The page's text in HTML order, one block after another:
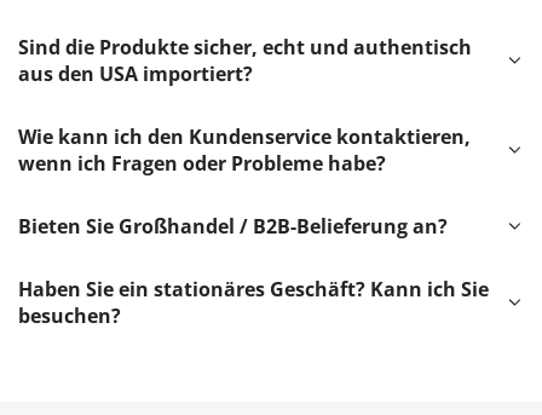
Sind die Produkte sicher, echt und authentisch
aus den USA importiert?
Wie kann ich den Kundenservice kontaktieren,
wenn ich Fragen oder Probleme habe?
Bieten Sie Großhandel / B2B-Belieferung an?
Haben Sie ein stationäres Geschäft? Kann ich Sie
besuchen?